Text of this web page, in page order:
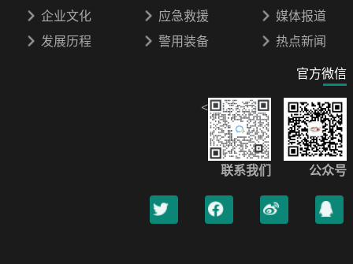
企业文化
发展历程
应急救援
警用装备
媒体报道
热点新闻
官方微信
<
联系我们 公众号